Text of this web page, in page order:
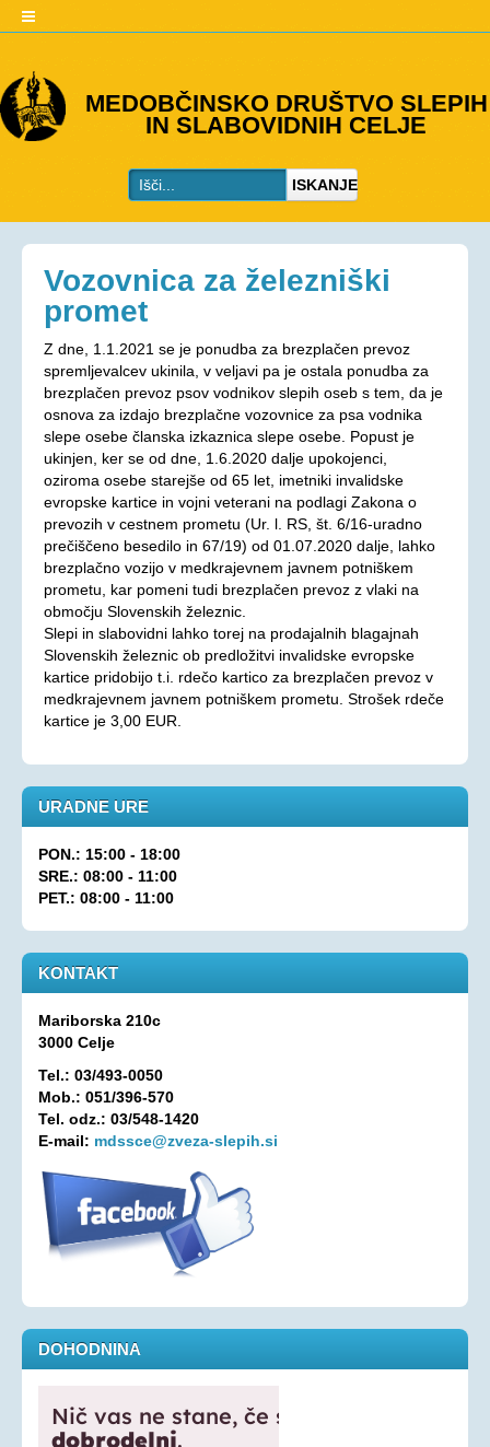
MEDOBČINSKO DRUŠTVO SLEPIH
IN SLABOVIDNIH CELJE
ISKANJE
O DRUŠTVU
Predstavitev
Organi društva
Ohranjevanje zdravja
Bivalna skupnost
Osebna asistenca
AKTIVNOSTI
Aktualno
KORONAVIRUS - INFORMACIJE
Prispevki
Financerji
Arhiv
PRAVICE IN UGODNOSTI
Ugodnosti s člansko izkaznico ZDSSS
Tehnični pripomočki
Dodatek za pomoč in postrežbo
Parkirna karta za invalide
Vozovnica za železniški promet
OSEBNA ASISTENCA
KONTAKT
Vozovnica za železniški
promet
Z dne, 1.1.2021 se je ponudba za brezplačen prevoz
spremljevalcev ukinila, v veljavi pa je ostala ponudba za
brezplačen prevoz psov vodnikov slepih oseb s tem, da je
osnova za izdajo brezplačne vozovnice za psa vodnika
slepe osebe članska izkaznica slepe osebe. Popust je
ukinjen, ker se od dne, 1.6.2020 dalje upokojenci,
oziroma osebe starejše od 65 let, imetniki invalidske
evropske kartice in vojni veterani na podlagi Zakona o
prevozih v cestnem prometu (Ur. l. RS, št. 6/16-uradno
prečiščeno besedilo in 67/19) od 01.07.2020 dalje, lahko
brezplačno vozijo v medkrajevnem javnem potniškem
prometu, kar pomeni tudi brezplačen prevoz z vlaki na
območju Slovenskih železnic.
Slepi in slabovidni lahko torej na prodajalnih blagajnah
Slovenskih železnic ob predložitvi invalidske evropske
kartice pridobijo t.i. rdečo kartico za brezplačen prevoz v
medkrajevnem javnem potniškem prometu. Strošek rdeče
kartice je 3,00 EUR.
URADNE URE
PON.: 15:00 - 18:00
SRE.: 08:00 - 11:00
PET.: 08:00 - 11:00
KONTAKT
Mariborska 210c
3000 Celje
Tel.: 03/493-0050
Mob.: 051/396-570
Tel. odz.: 03/548-1420
E-mail: mdssce@zveza-slepih.si
DOHODNINA